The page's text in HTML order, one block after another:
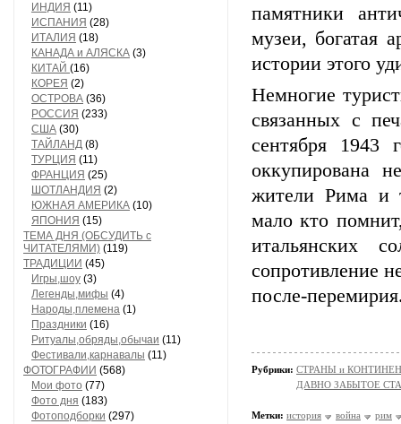
ИНДИЯ (11)
ИСПАНИЯ (28)
ИТАЛИЯ (18)
КАНАДА и АЛЯСКА (3)
КИТАЙ (16)
КОРЕЯ (2)
ОСТРОВА (36)
РОССИЯ (233)
США (30)
ТАЙЛАНД (8)
ТУРЦИЯ (11)
ФРАНЦИЯ (25)
ШОТЛАНДИЯ (2)
ЮЖНАЯ АМЕРИКА (10)
ЯПОНИЯ (15)
ТЕМА ДНЯ (ОБСУДИТЬ с
ЧИТАТЕЛЯМИ) (119)
ТРАДИЦИИ (45)
Игры,шоу (3)
Легенды,мифы (4)
Народы,племена (1)
Праздники (16)
Ритуалы,обряды,обычаи (11)
Фестивали,карнавалы (11)
ФОТОГРАФИИ (568)
Мои фото (77)
Фото дня (183)
Фотоподборки (297)
памятники
музеи, богатая
истории этого
Немногие
связанных с
сентября 1943
оккупирована
жители Рима и
мало кто
итальянских
сопротивление
после-
Рубрики: СТРАНЫ и
ДАВНО ЗАБЫТОЕ
Метки: история война рим